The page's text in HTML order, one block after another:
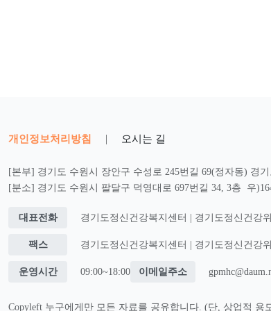
개인정보처리방침 | 오시는 길
[본부] 경기도 수원시 장안구 수성로 245번길 69(정자동) 경
[분소] 경기도 수원시 팔달구 덕영대로 697번길 34, 3층 우
대표전화 경기도정신건강복지센터 | 경기도정신건강
팩스 경기도정신건강복지센터 | 경기도정신건강
운영시간 09:00~18:00 이메일주소
Copyleft 누구에게만 모든 자료를 공유합니다. (단, 상업적 용